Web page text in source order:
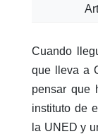
Cuando
que lleva a
pensar que
instituto de
la UNED y